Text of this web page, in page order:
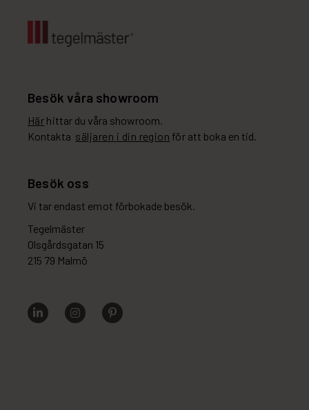
Besök våra showroom
Här hittar du våra showroom.
Kontakta säljaren i din region för att boka en tid.
Besök oss
Vi tar endast emot förbokade besök.
Tegelmäster
Olsgårdsgatan 15
215 79 Malmö